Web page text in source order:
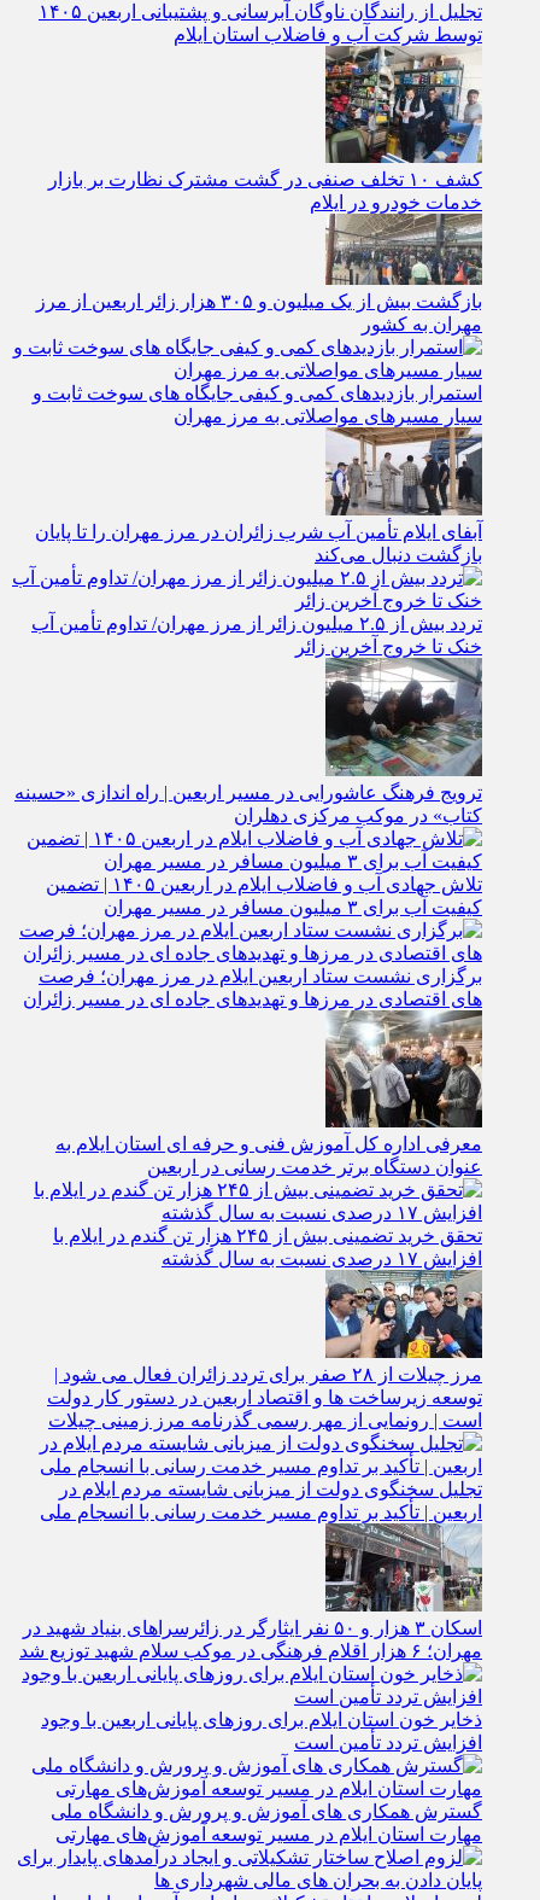
تجلیل از رانندگان ناوگان آبرسانی و پشتیبانی اربعین ۱۴۰۵
توسط شرکت آب و فاضلاب استان ایلام
کشف ۱۰ تخلف صنفی در گشت مشترک نظارت بر بازار
خدمات خودرو در ایلام
بازگشت بیش از یک میلیون و ۳۰۵ هزار زائر اربعین از مرز
مهران به کشور
استمرار بازدیدهای کمی و کیفی جایگاه‌ های سوخت ثابت و
سیار مسیرهای مواصلاتی به مرز مهران
آبفای ایلام تأمین آب شرب زائران در مرز مهران را تا پایان
بازگشت دنبال می‌کند
تردد بیش از ۲.۵ میلیون زائر از مرز مهران/ تداوم تأمین آب
خنک تا خروج آخرین زائر
ترویج فرهنگ عاشورایی در مسیر اربعین | راه‌ اندازی «حسینه
کتاب» در موکب مرکزی دهلران
تلاش جهادی آب و فاضلاب ایلام در اربعین ۱۴۰۵ | تضمین
کیفیت آب برای ۳ میلیون مسافر در مسیر مهران
برگزاری نشست ستاد اربعین ایلام در مرز مهران؛ فرصت‌
های اقتصادی در مرزها و تهدیدهای جاده‌ ای در مسیر زائران
معرفی اداره کل آموزش فنی و حرفه‌ ای استان ایلام به‌
عنوان دستگاه برتر خدمت‌ رسانی در اربعین
تحقق خرید تضمینی بیش از ۲۴۵ هزار تن گندم در ایلام با
افزایش ۱۷ درصدی نسبت به سال گذشته
مرز چیلات از ۲۸ صفر برای تردد زائران فعال می‌ شود |
توسعه زیرساخت‌ ها و اقتصاد اربعین در دستور کار دولت
است | رونمایی از مهر رسمی گذرنامه مرز زمینی چیلات
تجلیل سخنگوی دولت از میزبانی شایسته مردم ایلام در
اربعین | تأکید بر تداوم مسیر خدمت‌ رسانی با انسجام ملی
اسکان ۳ هزار و ۵۰ نفر ایثارگر در زائرسراهای بنیاد شهید در
مهران؛ ۶ هزار اقلام فرهنگی در موکب سلام شهید توزیع شد
ذخایر خون استان ایلام برای روزهای پایانی اربعین با وجود
افزایش تردد تأمین است
گسترش همکاری‌ های آموزش و پرورش و دانشگاه ملی
مهارت استان ایلام در مسیر توسعه آموزش‌های مهارتی